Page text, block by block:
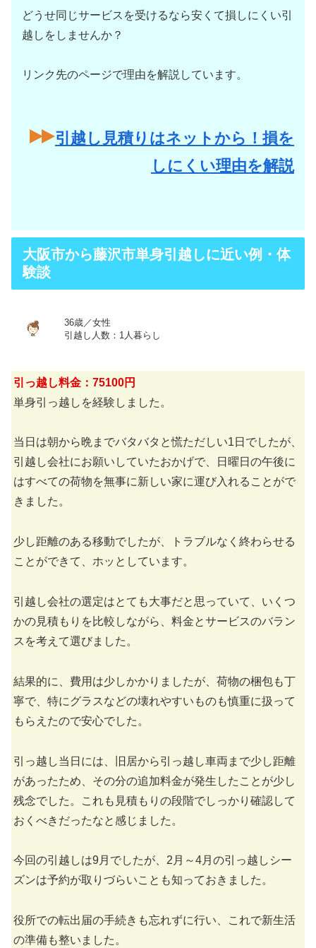
どうせ同じサービスを受けるなら安くて損しにくい引
越しをしませんか？
リンク先のページで理由を解説しています。
引越し見積りはネットから！損を
しにくい理由を解説
大阪市から藤沢市単身引越しに近い例・体
験談
36歳／女性
引越し人数：1人暮らし
引っ越し料金：75100円
単身引っ越しを経験しました。
当日は朝から晩までバタバタと慌ただしい1日でしたが、
引越し会社にお願いしていたおかげで、日曜日の午後に
はすべての荷物を無事に新しい家に運び入れることがで
きました。
少し距離のある移動でしたが、トラブルなく終わらせる
ことができて、ホッとしています。
引越し会社の選定はとても大事だと思っていて、いくつ
かの見積もりを比較しながら、料金とサービスのバラン
スを考えて選びました。
結果的に、費用は少しかかりましたが、荷物の梱包も丁
寧で、特にグラスなどの壊れやすいものも慎重に扱って
もらえたので安心でした。
引っ越し当日には、旧居から引っ越し車両まで少し距離
があったため、その分の追加料金が発生したことが少し
残念でした。これも見積もりの段階でしっかり確認して
おくべきだったなと感じました。
今回の引越しは9月でしたが、2月～4月の引っ越しシー
ズンは予約が取りづらいことも知っておきました。
役所での転出届の手続きも忘れずに行い、これで新生活
の準備も整いました。